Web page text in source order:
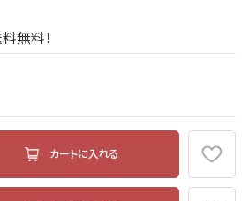
無料！
カートに入れる